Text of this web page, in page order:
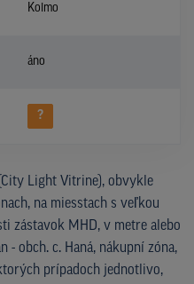
Kolmo
áno
?
Light Vitrine), obvykle
na miesstach s veľkou
zástavok MHD, v metre alebo
- obch. c. Haná, nákupní zóna,
prípadoch jednotlivo,